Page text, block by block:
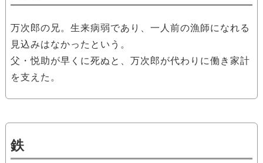
万次郎の兄。生来病弱であり、一人前の漁師になれる
見込みはなかったという。
父・悦助が早くに死ぬと、万次郎が代わりに働き家計
を支えた。
鉄